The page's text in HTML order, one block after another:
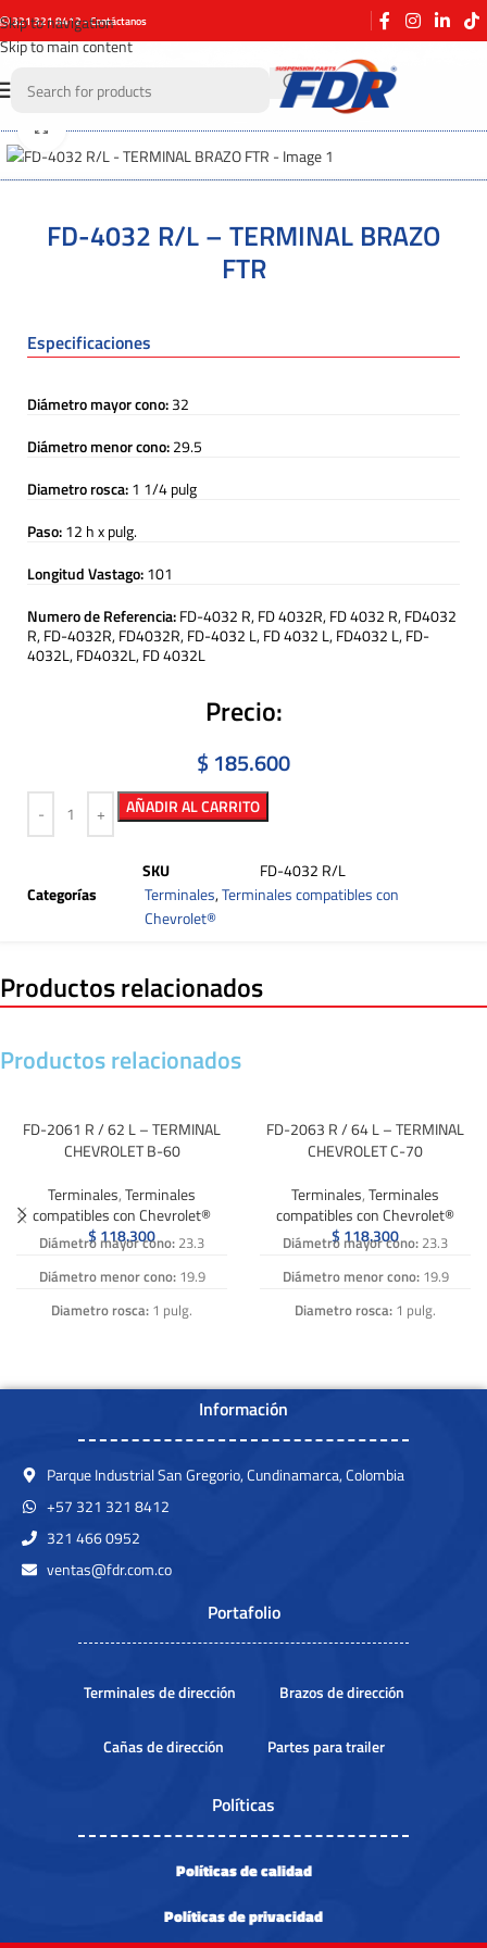
Skip to navigation
Skip to main content
321 321 8412 - Contáctanos
Click to enlarge
FD-4032 R/L – TERMINAL BRAZO
FTR
Especificaciones
Diámetro mayor cono:32
Diámetro menor cono:29.5
Diametro rosca:1 1/4 pulg
Paso:12 h x pulg.
Longitud Vastago:101
Numero de Referencia:FD-4032 R, FD 4032R, FD 4032 R, FD4032
R, FD-4032R, FD4032R, FD-4032 L, FD 4032 L, FD4032 L, FD-
4032L, FD4032L, FD 4032L
Precio:
$ 185.600
AÑADIR AL CARRITO
SKU
FD-4032 R/L
Categorías
Terminales,Terminales compatibles con
Chevrolet®
Productos relacionados
Productos relacionados
FD-2061 R / 62 L – TERMINAL
CHEVROLET B-60
Terminales,Terminales
compatibles con Chevrolet®
$ 118.300
Diámetro mayor cono: 23.3
Diámetro menor cono:19.9
Diametro rosca: 1 pulg.
FD-2061
FD 2062 L, FD2062 L, FD-2062L,
FD2062L, FD 2062L
FD-2063 R / 64 L – TERMINAL
CHEVROLET C-70
Terminales,Terminales
compatibles con Chevrolet®
$ 118.300
Diámetro mayor cono: 23.3
Diámetro menor cono:19.9
Diametro rosca: 1 pulg.
Numero de Referencia:
FD 2064 L, FD2064 L, FD-2064L,
Información
Parque Industrial San Gregorio, Cundinamarca, Colombia
+57 321 321 8412
321 466 0952
ventas@fdr.com.co
Portafolio
Terminales de dirección Brazos de dirección
Cañas de dirección Partes para trailer
Políticas
Políticas de calidad
Políticas de privacidad